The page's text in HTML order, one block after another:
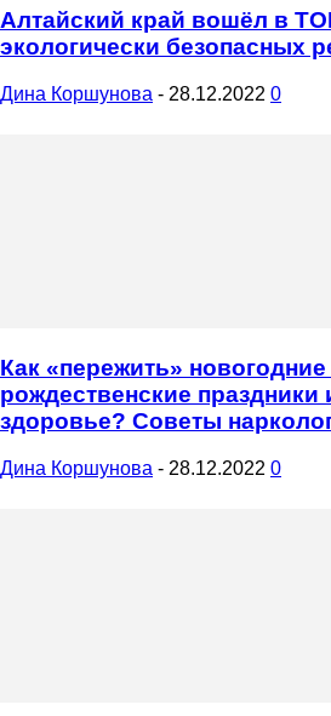
Алтайский край вошёл в
экологически безопасных
Дина Коршунова - 28.12.2022 0
Как «пережить» новогодние
рождественские праздники
здоровье? Советы
Дина Коршунова - 28.12.2022 0